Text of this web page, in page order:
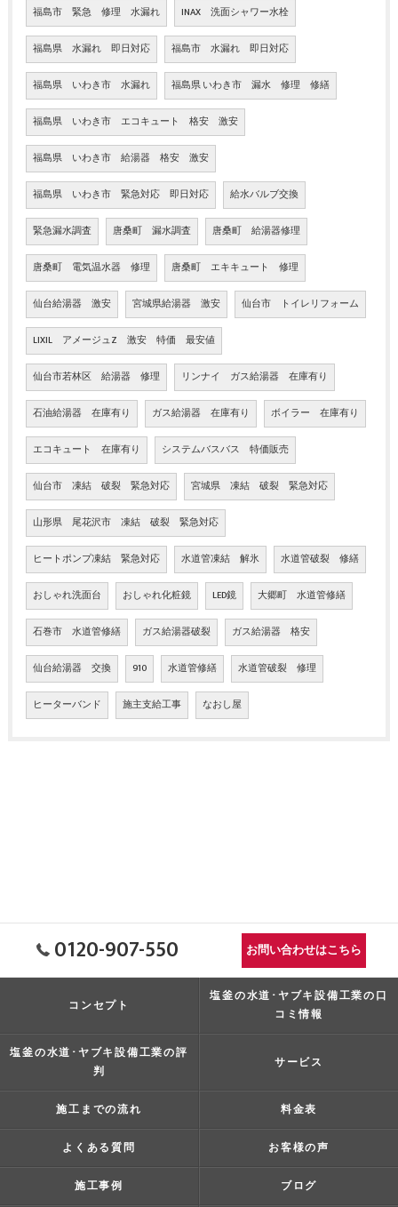
福島市 緊急 修理 水漏れ INAX 洗面シャワー水栓
福島県 水漏れ 即日対応 福島市 水漏れ 即日対応
福島県 いわき市 水漏れ 福島県 いわき市 漏水 修理 修繕
福島県 いわき市 エコキュート 格安 激安
福島県 いわき市 給湯器 格安 激安
福島県 いわき市 緊急対応 即日対応 給水バルブ交換
緊急漏水調査 唐桑町 漏水調査 唐桑町 給湯器修理
唐桑町 電気温水器 修理 唐桑町 エキキュート 修理
仙台給湯器 激安 宮城県給湯器 激安 仙台市 トイレリフォーム
LIXIL アメージュZ 激安 特価 最安値
仙台市若林区 給湯器 修理 リンナイ ガス給湯器 在庫有り
石油給湯器 在庫有り ガス給湯器 在庫有り ボイラー 在庫有り
エコキュート 在庫有り システムバスバス 特価販売
仙台市 凍結 破裂 緊急対応 宮城県 凍結 破裂 緊急対応
山形県 尾花沢市 凍結 破裂 緊急対応
ヒートポンプ凍結 緊急対応 水道管凍結 解氷 水道管破裂 修繕
おしゃれ洗面台 おしゃれ化粧鏡 LED鏡 大郷町 水道管修繕
石巻市 水道管修繕 ガス給湯器破裂 ガス給湯器 格安
仙台給湯器 交換 910 水道管修繕 水道管破裂 修理
ヒーターバンド 施主支給工事 なおし屋
0120-907-550 お問い合わせはこちら
コンセプト
塩釜の水道･ヤブキ設備工業の口
コミ情報
塩釜の水道･ヤブキ設備工業の評
判
サービス
施工までの流れ 料金表
よくある質問 お客様の声
施工事例 ブログ